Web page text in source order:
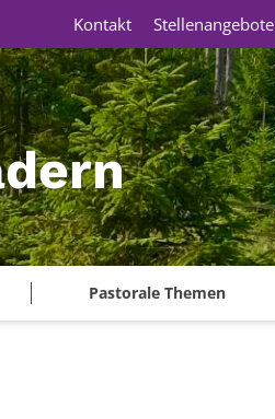
Pastorale Themen
Kontakt Stellenangebote